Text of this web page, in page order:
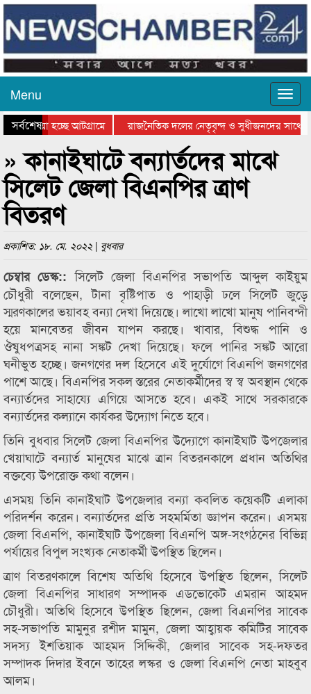
Menu
সর্বশেষ
যাওয়া হচ্ছে আটগ্রামে
রাজনৈতিক দলের নেতৃবৃন্দ ও সুধীজনদের সাথে
পুরস্কার বিতরণ সম্পন্ন
সিলেটে বাংলাদেশ গ্রুপ থিয়েটার
» কানাইঘাটে বন্যার্তদের মাঝে
সিলেট জেলা বিএনপির ত্রাণ
বিতরণ
প্রকাশিত: ১৮. মে. ২০২২ | বুধবার
চেম্বার ডেস্ক::সিলেট জেলা বিএনপির সভাপতি আব্দুল কাইয়ুম
চৌধুরী বলেছেন, টানা বৃষ্টিপাত ও পাহাড়ী ঢলে সিলেট জুড়ে
স্মরণকালের ভয়াবহ বন্যা দেখা দিয়েছে। লাখো লাখো মানুষ পানিবন্দী
হয়ে মানবেতর জীবন যাপন করছে। খাবার, বিশুদ্ধ পানি ও
ঔষুধপত্রসহ নানা সঙ্কট দেখা দিয়েছে। ফলে পানির সঙ্কট আরো
ঘনীভুত হচ্ছে। জনগণের দল হিসেবে এই দুর্যোগে বিএনপি জনগণের
পাশে আছে। বিএনপির সকল স্তরের নেতাকর্মীদের স্ব স্ব অবস্থান থেকে
বন্যার্তদের সাহায্যে এগিয়ে আসতে হবে। একই সাথে সরকারকে
বন্যার্তদের কল্যানে কার্যকর উদ্যোগ নিতে হবে।
তিনি বুধবার সিলেট জেলা বিএনপির উদ্যোগে কানাইঘাট উপজেলার
খেয়াঘাটে বন্যার্ত মানুষের মাঝে ত্রান বিতরনকালে প্রধান অতিথির
বক্তব্যে উপরোক্ত কথা বলেন।
এসময় তিনি কানাইঘাট উপজেলার বন্যা কবলিত কয়েকটি এলাকা
পরিদর্শন করেন। বন্যার্তদের প্রতি সহমর্মিতা জ্ঞাপন করেন। এসময়
জেলা বিএনপি, কানাইঘাট উপজেলা বিএনপি অঙ্গ-সংগঠনের বিভিন্ন
পর্যায়ের বিপুল সংখ্যক নেতাকর্মী উপস্থিত ছিলেন।
ত্রাণ বিতরণকালে বিশেষ অতিথি হিসেবে উপস্থিত ছিলেন, সিলেট
জেলা বিএনপির সাধারণ সম্পাদক এডভোকেট এমরান আহমদ
চৌধুরী। অতিথি হিসেবে উপস্থিত ছিলেন, জেলা বিএনপির সাবেক
সহ-সভাপতি মামুনুর রশীদ মামুন, জেলা আহ্বায়ক কমিটির সাবেক
সদস্য ইশতিয়াক আহমদ সিদ্দিকী, জেলার সাবেক সহ-দফতর
সম্পাদক দিদার ইবনে তাহের লস্কর ও জেলা বিএনপি নেতা মাহবুব
আলম।